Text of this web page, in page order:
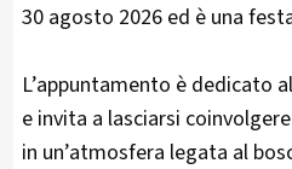
30 agosto 2026 ed è una
L’appuntamento è dedicato
e invita a lasciarsi
in un’atmosfera legata al